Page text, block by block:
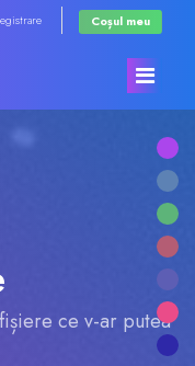
Coșul meu
ce v-ar putea